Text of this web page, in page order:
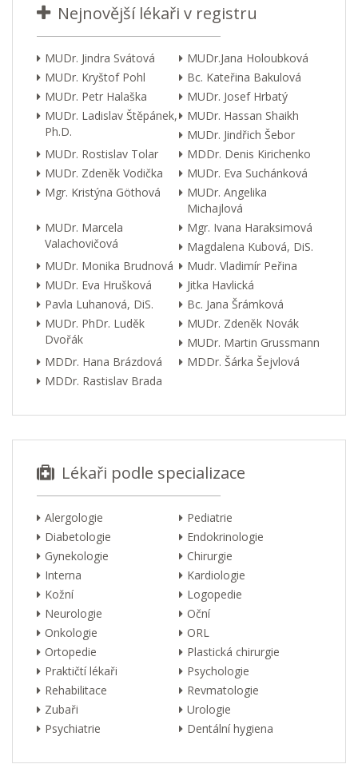
Nejnovější lékaři v registru
MUDr. Jindra Svátová
MUDr.Jana Holoubková
MUDr. Kryštof Pohl
Bc. Kateřina Bakulová
MUDr. Petr Halaška
MUDr. Josef Hrbatý
MUDr. Ladislav Štěpánek,
Ph.D.
MUDr. Hassan Shaikh
MUDr. Jindřich Šebor
MUDr. Rostislav Tolar
MDDr. Denis Kirichenko
MUDr. Zdeněk Vodička
MUDr. Eva Suchánková
Mgr. Kristýna Göthová
MUDr. Angelika
Michajlová
MUDr. Marcela
Valachovičová
Mgr. Ivana Haraksimová
Magdalena Kubová, DiS.
MUDr. Monika Brudnová
Mudr. Vladimír Peřina
MUDr. Eva Hrušková
Jitka Havlická
Pavla Luhanová, DiS.
Bc. Jana Šrámková
MUDr. PhDr. Luděk
Dvořák
MUDr. Zdeněk Novák
MUDr. Martin Grussmann
MDDr. Hana Brázdová
MDDr. Šárka Šejvlová
MDDr. Rastislav Brada
Lékaři podle specializace
Alergologie
Pediatrie
Diabetologie
Endokrinologie
Gynekologie
Chirurgie
Interna
Kardiologie
Kožní
Logopedie
Neurologie
Oční
Onkologie
ORL
Ortopedie
Plastická chirurgie
Praktičtí lékaři
Psychologie
Rehabilitace
Revmatologie
Zubaři
Urologie
Psychiatrie
Dentální hygiena